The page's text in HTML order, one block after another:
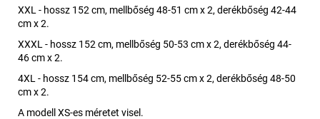
XXL - hossz 152 cm, mellbőség 48-51 cm x 2, derékbőség 42-44
cm x 2.
XXXL - hossz 152 cm, mellbőség 50-53 cm x 2, derékbőség 44-
46 cm x 2.
4XL - hossz 154 cm, mellbőség 52-55 cm x 2, derékbőség 48-50
cm x 2.
A modell XS-es méretet visel.